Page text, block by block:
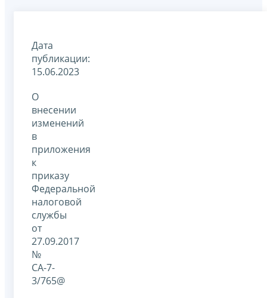
Дата
публикации:
15.06.2023
О
внесении
изменений
в
приложения
к
приказу
Федеральной
налоговой
службы
от
27.09.2017
№
СА-7-
3/765@